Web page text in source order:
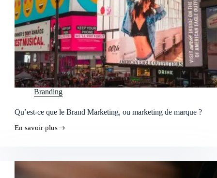
Branding
Qu’est-ce que le Brand Marketing, ou marketing de marque ?
En savoir plus
Qu’est-
Brand